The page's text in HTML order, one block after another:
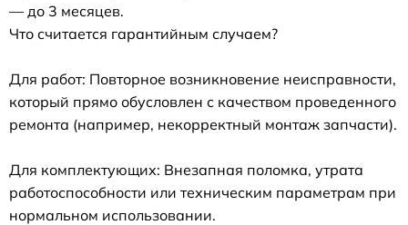
— до 3 месяцев.
Что считается гарантийным случаем?
Для работ: Повторное возникновение неисправности,
который прямо обусловлен с качеством проведенного
ремонта (например, некорректный монтаж запчасти).
Для комплектующих: Внезапная поломка, утрата
работоспособности или техническим параметрам при
нормальном использовании.